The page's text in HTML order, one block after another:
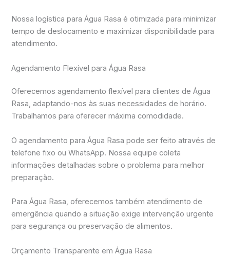
Nossa logística para Água Rasa é otimizada para minimizar
tempo de deslocamento e maximizar disponibilidade para
atendimento.
Agendamento Flexível para Água Rasa
Oferecemos agendamento flexível para clientes de Água
Rasa, adaptando-nos às suas necessidades de horário.
Trabalhamos para oferecer máxima comodidade.
O agendamento para Água Rasa pode ser feito através de
telefone fixo ou WhatsApp. Nossa equipe coleta
informações detalhadas sobre o problema para melhor
preparação.
Para Água Rasa, oferecemos também atendimento de
emergência quando a situação exige intervenção urgente
para segurança ou preservação de alimentos.
Orçamento Transparente em Água Rasa